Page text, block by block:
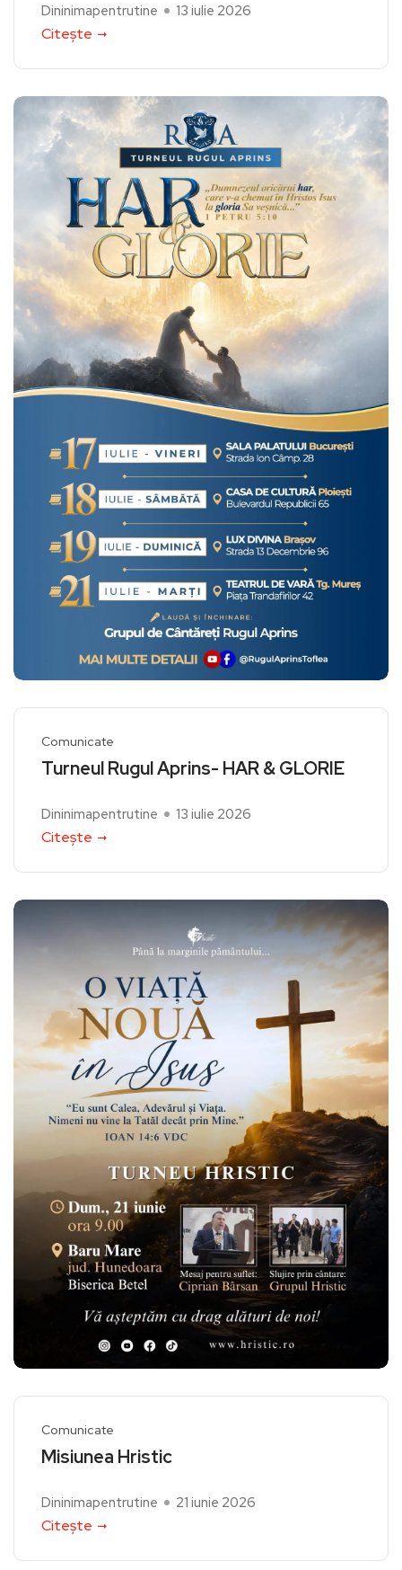
Dininimapentrutine 13 iulie 2026
Citește
Comunicate
Turneul Rugul Aprins- HAR & GLORIE
Dininimapentrutine 13 iulie 2026
Citește
Comunicate
Misiunea Hristic
Dininimapentrutine 21 iunie 2026
Citește